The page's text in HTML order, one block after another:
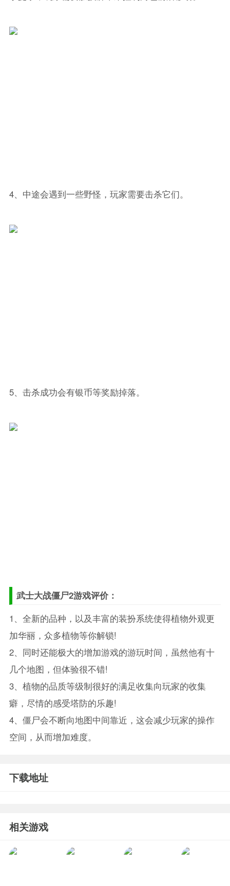
4、中途会遇到一些野怪，玩家需要击杀它们。
5、击杀成功会有银币等奖励掉落。
武士大战僵尸2游戏评价：
1、全新的品种，以及丰富的装扮系统使得植物外观更
加华丽，众多植物等你解锁!
2、同时还能极大的增加游戏的游玩时间，虽然他有十
几个地图，但体验很不错!
3、植物的品质等级制很好的满足收集向玩家的收集
癖，尽情的感受塔防的乐趣!
4、僵尸会不断向地图中间靠近，这会减少玩家的操作
空间，从而增加难度。
下载地址
相关游戏